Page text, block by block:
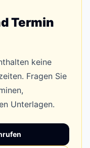
Termin
keine
Fragen Sie
Unterlagen.